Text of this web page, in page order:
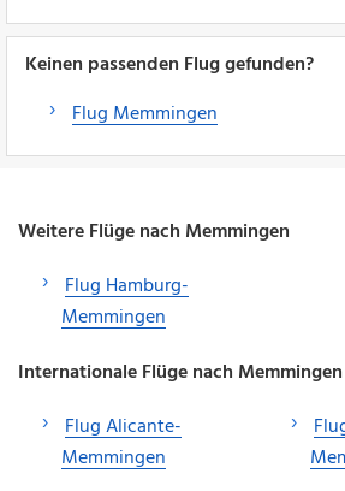
Keinen passenden Flug gefunden?
Flug Memmingen
Weitere Flüge nach Memmingen
Flug Hamburg-
Memmingen
Internationale Flüge nach Memmingen
Flug Alicante-
Memmingen